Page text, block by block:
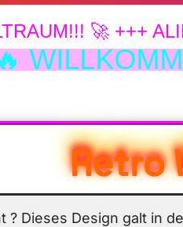
+++ ALIENS
Retro
Dieses Design galt in